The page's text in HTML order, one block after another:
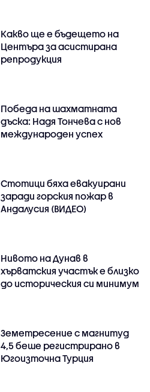
Какво ще е бъдещето на
Центъра за асистирана
репродукция
Победа на шахматната
дъска: Надя Тончева с нов
международен успех
Стотици бяха евакуирани
заради горския пожар в
Андалусия (ВИДЕО)
Нивото на Дунав в
хърватския участък е близко
до историческия си минимум
Земетресение с магнитуд
4,5 беше регистрирано в
Югоизточна Турция